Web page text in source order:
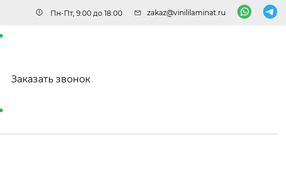
Пн-Пт, 9:00 до 18:00 zakaz@vinililaminat.ru
Заказать звонок